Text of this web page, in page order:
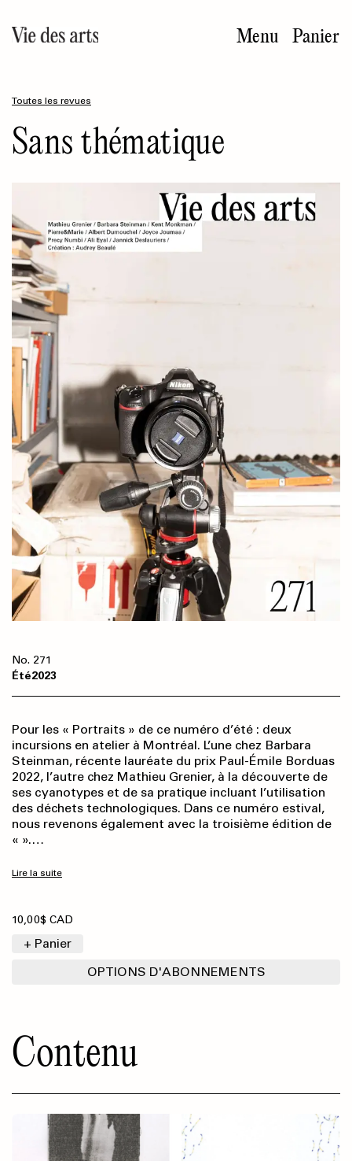
au
contenu
Menu Panier
Toutes les revues
Sans thématique
271
Été2023
Pour les « Portraits » de ce numéro d’été : deux
incursions en atelier à Montréal. L’une chez Barbara
Steinman, récente lauréate du prix Paul-Émile Borduas
2022, l’autre chez Mathieu Grenier, à la découverte de
ses cyanotypes et de sa pratique incluant l’utilisation
des déchets technologiques. Dans ce numéro estival,
nous revenons également avec la troisième édition de
« ».…
Lire la suite
10,00$ CAD
+ Panier
OPTIONS D'ABONNEMENTS
Contenu